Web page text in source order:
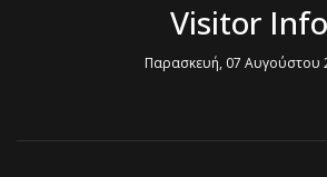
Visitor Info
Παρασκευή, 07 Αυγούστου